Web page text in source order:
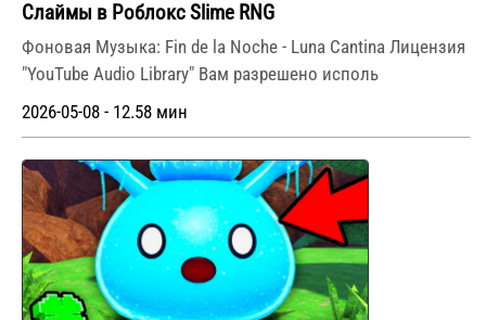
Слаймы в Роблокс Slime RNG
Фоновая Музыка: Fin de la Noche - Luna Cantina Лицензия
"YouTube Audio Library" Вам разрешено исполь
2026-05-08 - 12.58 мин